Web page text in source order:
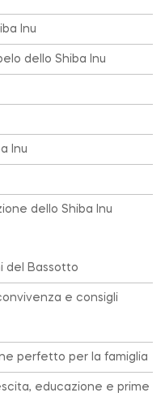
Inu
dello Shiba Inu
Inu
dello Shiba Inu
del Bassotto
e consigli
perfetto per la famiglia
educazione e prime